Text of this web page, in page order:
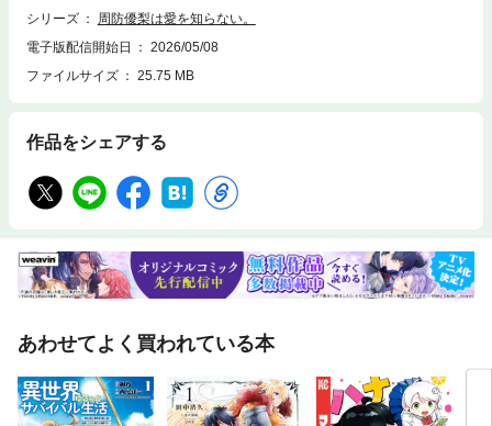
シリーズ
周防優梨は愛を知らない。
電子版配信開始日
2026/05/08
ファイルサイズ
25.75 MB
作品をシェアする
あわせてよく買われている本